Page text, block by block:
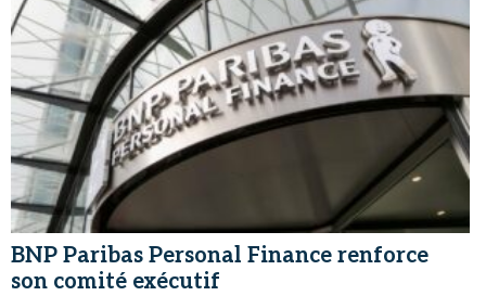
BNP Paribas Personal Finance renforce
son comité exécutif